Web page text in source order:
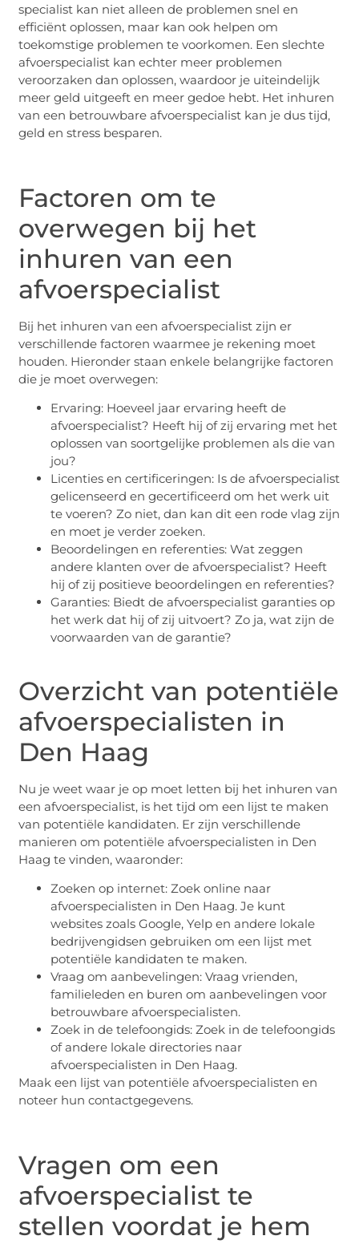
specialist kan niet alleen de problemen snel en
efficiënt oplossen, maar kan ook helpen om
toekomstige problemen te voorkomen. Een slechte
afvoerspecialist kan echter meer problemen
veroorzaken dan oplossen, waardoor je uiteindelijk
meer geld uitgeeft en meer gedoe hebt. Het inhuren
van een betrouwbare afvoerspecialist kan je dus tijd,
geld en stress besparen.
Factoren om te
overwegen bij het
inhuren van een
afvoerspecialist
Bij het inhuren van een afvoerspecialist zijn er
verschillende factoren waarmee je rekening moet
houden. Hieronder staan enkele belangrijke factoren
die je moet overwegen:
Ervaring: Hoeveel jaar ervaring heeft de
afvoerspecialist? Heeft hij of zij ervaring met het
oplossen van soortgelijke problemen als die van
jou?
Licenties en certificeringen: Is de afvoerspecialist
gelicenseerd en gecertificeerd om het werk uit
te voeren? Zo niet, dan kan dit een rode vlag zijn
en moet je verder zoeken.
Beoordelingen en referenties: Wat zeggen
andere klanten over de afvoerspecialist? Heeft
hij of zij positieve beoordelingen en referenties?
Garanties: Biedt de afvoerspecialist garanties op
het werk dat hij of zij uitvoert? Zo ja, wat zijn de
voorwaarden van de garantie?
Overzicht van potentiële
afvoerspecialisten in
Den Haag
Nu je weet waar je op moet letten bij het inhuren van
een afvoerspecialist, is het tijd om een lijst te maken
van potentiële kandidaten. Er zijn verschillende
manieren om potentiële afvoerspecialisten in Den
Haag te vinden, waaronder:
Zoeken op internet: Zoek online naar
afvoerspecialisten in Den Haag. Je kunt
websites zoals Google, Yelp en andere lokale
bedrijvengidsen gebruiken om een lijst met
potentiële kandidaten te maken.
Vraag om aanbevelingen: Vraag vrienden,
familieleden en buren om aanbevelingen voor
betrouwbare afvoerspecialisten.
Zoek in de telefoongids: Zoek in de telefoongids
of andere lokale directories naar
afvoerspecialisten in Den Haag.
Maak een lijst van potentiële afvoerspecialisten en
noteer hun contactgegevens.
Vragen om een
afvoerspecialist te
stellen voordat je hem